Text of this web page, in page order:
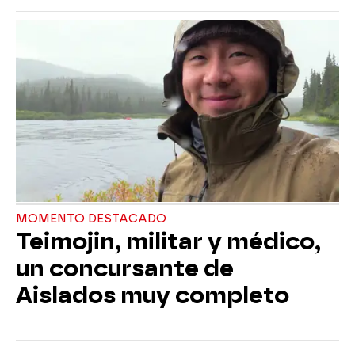
MOMENTO DESTACADO
Teimojin, militar y médico,
un concursante de
Aislados muy completo